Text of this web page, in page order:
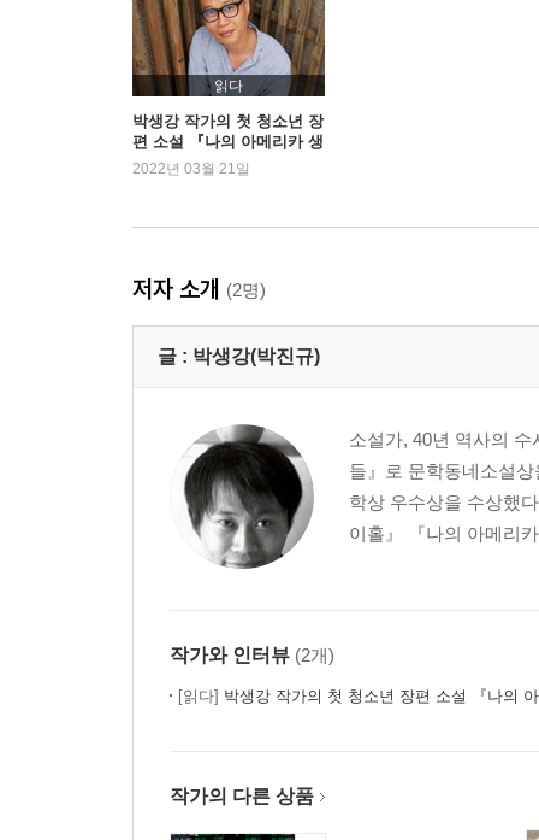
읽다
박생강 작가의 첫 청소년 장
편 소설 『나의 아메리카 생
존기』
2022년 03월 21일
저자 소개 (2명)
글 : 박생강(박진규)
소설가, 40년 역사의
들』로 문학동네소설
학상 우수상을 수상했
이홀』 『나의 아메리
작가와 인터뷰 (2개)
[읽다] 박생강 작가의 첫 청소년 장편 소설 『나의
작가의 다른 상품